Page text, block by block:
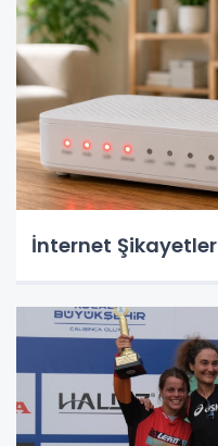
İnternet